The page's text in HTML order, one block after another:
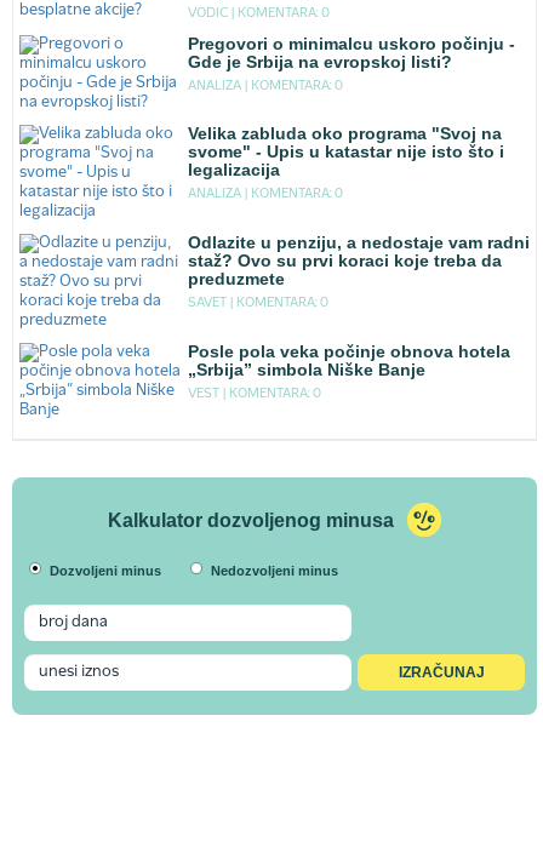
VODIC | KOMENTARA: 0
Pregovori o minimalcu uskoro počinju -
Gde je Srbija na evropskoj listi?
ANALIZA | KOMENTARA: 0
Velika zabluda oko programa "Svoj na
svome" - Upis u katastar nije isto što i
legalizacija
ANALIZA | KOMENTARA: 0
Odlazite u penziju, a nedostaje vam radni
staž? Ovo su prvi koraci koje treba da
preduzmete
SAVET | KOMENTARA: 0
Posle pola veka počinje obnova hotela
„Srbija” simbola Niške Banje
VEST | KOMENTARA: 0
Kalkulator dozvoljenog minusa
Dozvoljeni minus Nedozvoljeni minus